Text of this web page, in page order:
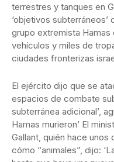
terrestres y tanques en
‘objetivos
grupo extremista Hamas
vehículos y miles de
ciudades fronterizas
El ejército dijo que se
espacios de combate
subterránea adicional’,
Hamas murieron’ El
Gallant, quién hace
cómo “animales”, dijo: